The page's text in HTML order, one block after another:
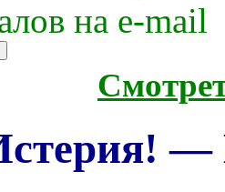
на e-mаil
—